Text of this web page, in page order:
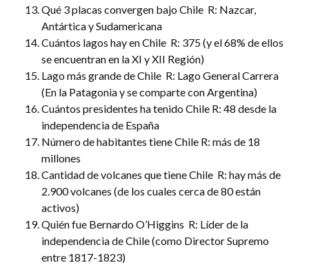
Qué 3 placas convergen bajo Chile R: Nazcar,
Antártica y Sudamericana
Cuántos lagos hay en Chile R: 375 (y el 68% de ellos
se encuentran en la XI y XII Región)
Lago más grande de Chile R: Lago General Carrera
(En la Patagonia y se comparte con Argentina)
Cuántos presidentes ha tenido Chile R: 48 desde la
independencia de España
Número de habitantes tiene Chile R: más de 18
millones
Cantidad de volcanes que tiene Chile R: hay más de
2.900 volcanes (de los cuales cerca de 80 están
activos)
Quién fue Bernardo O’Higgins R: Líder de la
independencia de Chile (como Director Supremo
entre 1817-1823)